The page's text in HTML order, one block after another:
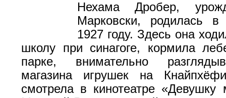
Нехама Дробер,
Марковски, родилась в
1927 году. Здесь она
школу при синагоге, кормила
парке, внимательно
магазина игрушек на
смотрела в кинотеатре